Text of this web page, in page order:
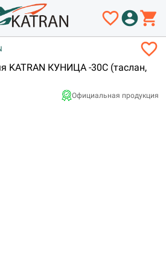
favorite_borderaccount_circleshopping_cart
favorite_border
KATRAN КУНИЦА -30С (таслан,
Официальная продукция